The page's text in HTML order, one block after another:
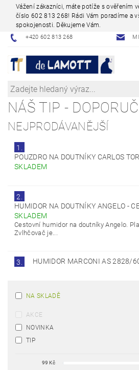
Vážení zákazníci, máte potíže s ověřením
číslo 602 813 268! Rádi Vám poradíme a
spokojenosti. Děkujeme Vám.
+420 602 813 268
NÁŠ TIP -
NEJPRODÁVANĚJŠÍ
1.
POUZDRO NA DOUTNÍKY CARLOS
SKLADEM
2.
HUMIDOR NA DOUTNÍKY ANGELO -
SKLADEM
Cestovní humidor na doutníky Angelo.
Zvlhčovač je...
3. HUMIDOR MARCONI AS 2828/
NA SKLADĚ
AKCE
NOVINKA
TIP
99 Kč